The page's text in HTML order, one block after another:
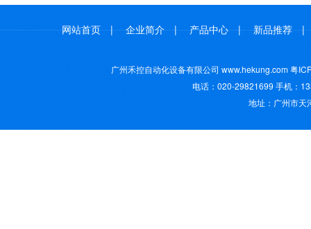
网站首页|企业简介|产品中心|新品推荐
广州禾控自动化设备有限公司 www.hekung.com粤
电话：020-29821699 手机：
地址：广州市天